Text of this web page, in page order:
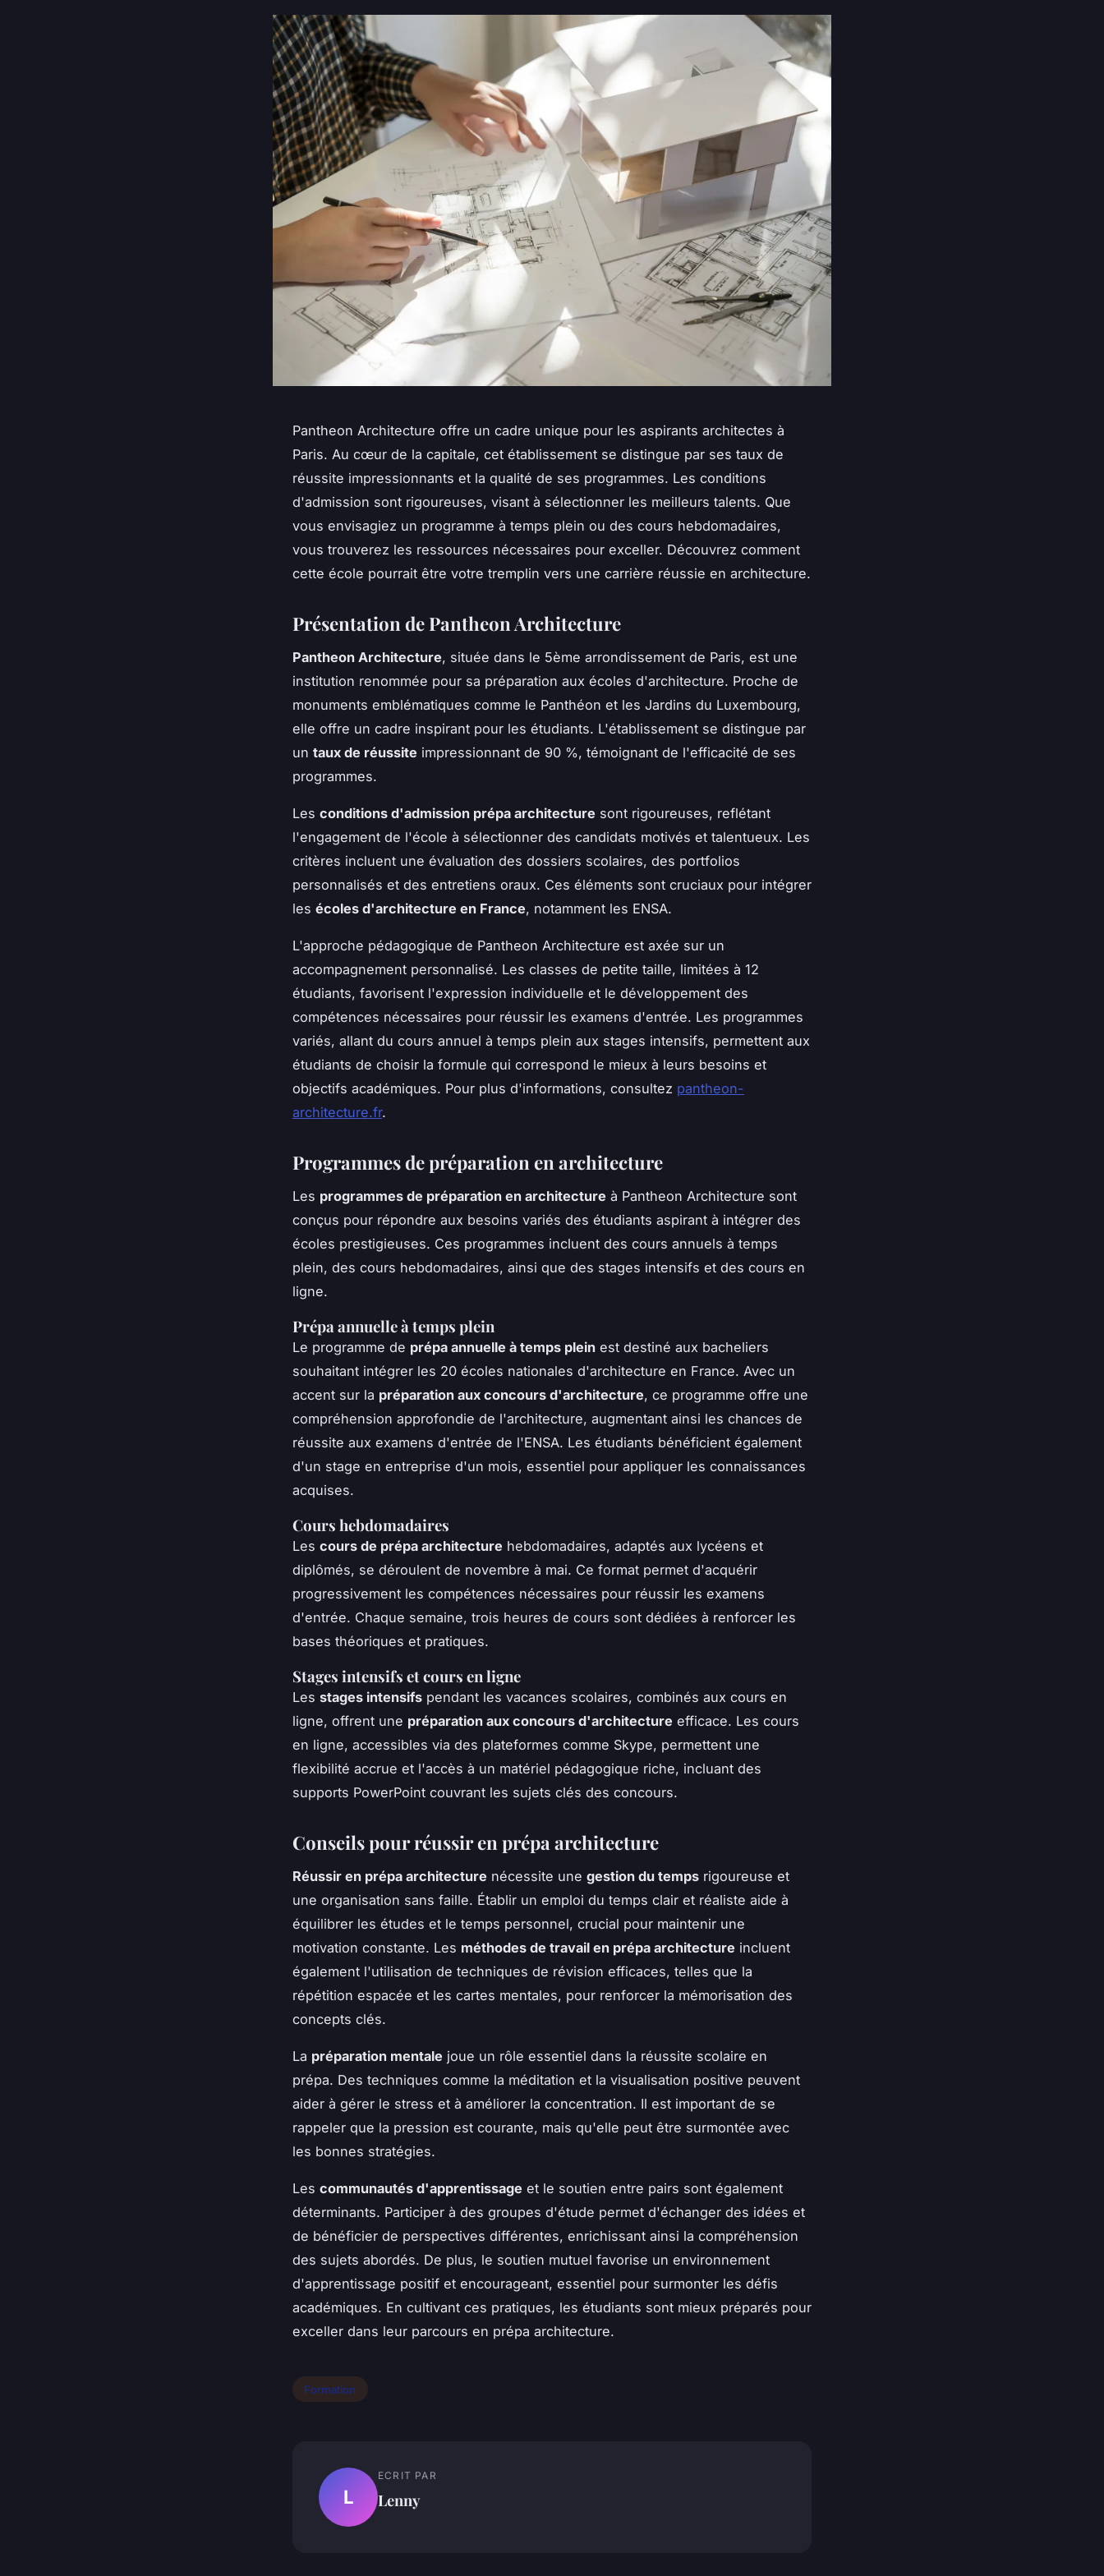
Pantheon Architecture offre un cadre unique pour les aspirants architectes à
Paris. Au cœur de la capitale, cet établissement se distingue par ses taux de
réussite impressionnants et la qualité de ses programmes. Les conditions
d'admission sont rigoureuses, visant à sélectionner les meilleurs talents. Que
vous envisagiez un programme à temps plein ou des cours hebdomadaires,
vous trouverez les ressources nécessaires pour exceller. Découvrez comment
cette école pourrait être votre tremplin vers une carrière réussie en architecture.
Présentation de Pantheon Architecture
Pantheon Architecture, située dans le 5ème arrondissement de Paris, est une
institution renommée pour sa préparation aux écoles d'architecture. Proche de
monuments emblématiques comme le Panthéon et les Jardins du Luxembourg,
elle offre un cadre inspirant pour les étudiants. L'établissement se distingue par
un taux de réussite impressionnant de 90 %, témoignant de l'efficacité de ses
programmes.
Les conditions d'admission prépa architecture sont rigoureuses, reflétant
l'engagement de l'école à sélectionner des candidats motivés et talentueux. Les
critères incluent une évaluation des dossiers scolaires, des portfolios
personnalisés et des entretiens oraux. Ces éléments sont cruciaux pour intégrer
les écoles d'architecture en France, notamment les ENSA.
L'approche pédagogique de Pantheon Architecture est axée sur un
accompagnement personnalisé. Les classes de petite taille, limitées à 12
étudiants, favorisent l'expression individuelle et le développement des
compétences nécessaires pour réussir les examens d'entrée. Les programmes
variés, allant du cours annuel à temps plein aux stages intensifs, permettent aux
étudiants de choisir la formule qui correspond le mieux à leurs besoins et
objectifs académiques. Pour plus d'informations, consultez pantheon-
architecture.fr.
Programmes de préparation en architecture
Les programmes de préparation en architecture à Pantheon Architecture sont
conçus pour répondre aux besoins variés des étudiants aspirant à intégrer des
écoles prestigieuses. Ces programmes incluent des cours annuels à temps
plein, des cours hebdomadaires, ainsi que des stages intensifs et des cours en
ligne.
Prépa annuelle à temps plein
Le programme de prépa annuelle à temps plein est destiné aux bacheliers
souhaitant intégrer les 20 écoles nationales d'architecture en France. Avec un
accent sur la préparation aux concours d'architecture, ce programme offre une
compréhension approfondie de l'architecture, augmentant ainsi les chances de
réussite aux examens d'entrée de l'ENSA. Les étudiants bénéficient également
d'un stage en entreprise d'un mois, essentiel pour appliquer les connaissances
acquises.
Cours hebdomadaires
Les cours de prépa architecture hebdomadaires, adaptés aux lycéens et
diplômés, se déroulent de novembre à mai. Ce format permet d'acquérir
progressivement les compétences nécessaires pour réussir les examens
d'entrée. Chaque semaine, trois heures de cours sont dédiées à renforcer les
bases théoriques et pratiques.
Stages intensifs et cours en ligne
Les stages intensifs pendant les vacances scolaires, combinés aux cours en
ligne, offrent une préparation aux concours d'architecture efficace. Les cours
en ligne, accessibles via des plateformes comme Skype, permettent une
flexibilité accrue et l'accès à un matériel pédagogique riche, incluant des
supports PowerPoint couvrant les sujets clés des concours.
Conseils pour réussir en prépa architecture
Réussir en prépa architecture nécessite une gestion du temps rigoureuse et
une organisation sans faille. Établir un emploi du temps clair et réaliste aide à
équilibrer les études et le temps personnel, crucial pour maintenir une
motivation constante. Les méthodes de travail en prépa architecture incluent
également l'utilisation de techniques de révision efficaces, telles que la
répétition espacée et les cartes mentales, pour renforcer la mémorisation des
concepts clés.
La préparation mentale joue un rôle essentiel dans la réussite scolaire en
prépa. Des techniques comme la méditation et la visualisation positive peuvent
aider à gérer le stress et à améliorer la concentration. Il est important de se
rappeler que la pression est courante, mais qu'elle peut être surmontée avec
les bonnes stratégies.
Les communautés d'apprentissage et le soutien entre pairs sont également
déterminants. Participer à des groupes d'étude permet d'échanger des idées et
de bénéficier de perspectives différentes, enrichissant ainsi la compréhension
des sujets abordés. De plus, le soutien mutuel favorise un environnement
d'apprentissage positif et encourageant, essentiel pour surmonter les défis
académiques. En cultivant ces pratiques, les étudiants sont mieux préparés pour
exceller dans leur parcours en prépa architecture.
Formation
L
ECRIT PAR
Lenny